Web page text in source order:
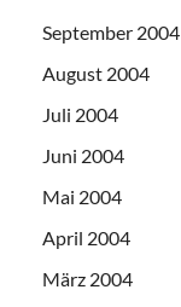
September 2004
August 2004
Juli 2004
Juni 2004
Mai 2004
April 2004
März 2004